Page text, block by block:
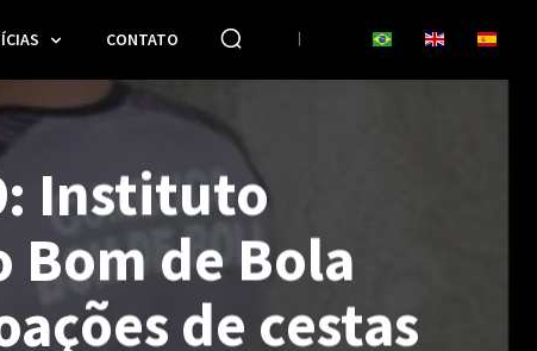
CONTATO
Instituto
Bom de Bola
de cestas